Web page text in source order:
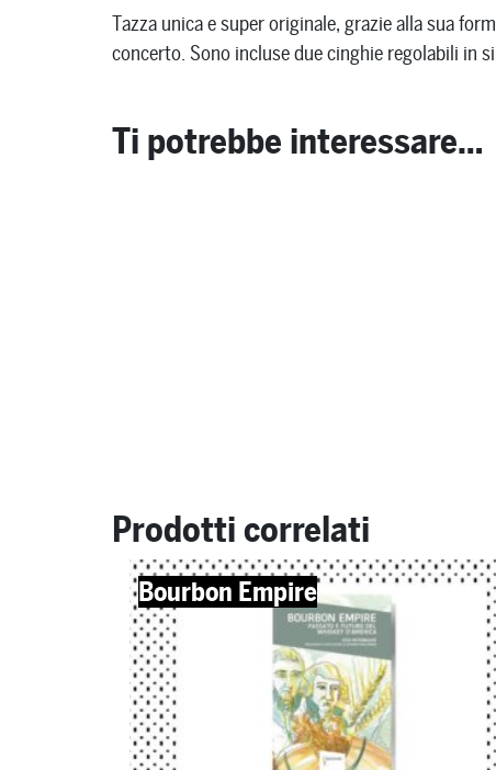
Tazza unica e super originale, grazie alla sua
concerto. Sono incluse due cinghie regolabili in
Ti potrebbe interessare…
Prodotti correlati
Bourbon Empire